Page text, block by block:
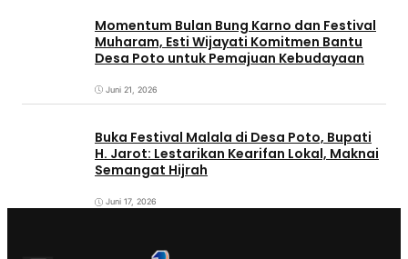
Momentum Bulan Bung Karno dan Festival
Muharam, Esti Wijayati Komitmen Bantu
Desa Poto untuk Pemajuan Kebudayaan
Juni 21, 2026
Buka Festival Malala di Desa Poto, Bupati
H. Jarot: Lestarikan Kearifan Lokal, Maknai
Semangat Hijrah
Juni 17, 2026